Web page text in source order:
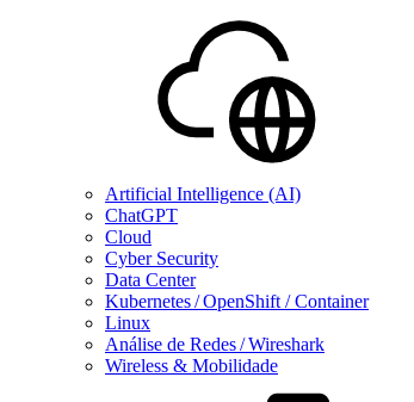
Artificial Intelligence (AI)
ChatGPT
Cloud
Cyber Security
Data Center
Kubernetes / OpenShift / Container
Linux
Análise de Redes / Wireshark
Wireless & Mobilidade